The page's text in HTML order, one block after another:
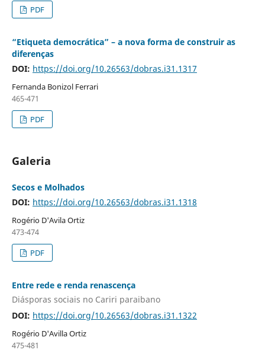
PDF
“Etiqueta democrática” – a nova forma de construir as
diferenças
DOI: https://doi.org/10.26563/dobras.i31.1317
Fernanda Bonizol Ferrari
465-471
PDF
Galeria
Secos e Molhados
DOI: https://doi.org/10.26563/dobras.i31.1318
Rogério D'Avila Ortiz
473-474
PDF
Entre rede e renda renascença
Diásporas sociais no Cariri paraibano
DOI: https://doi.org/10.26563/dobras.i31.1322
Rogério D'Avilla Ortiz
475-481